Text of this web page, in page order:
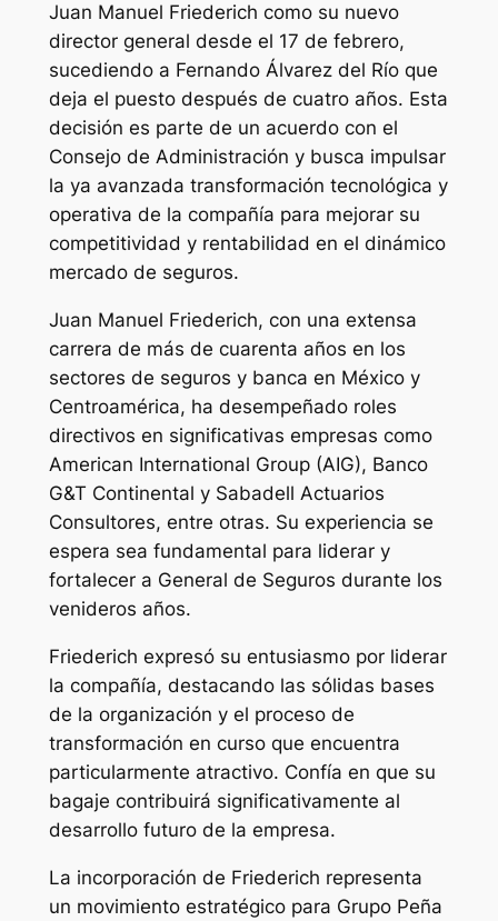
Juan Manuel Friederich como su nuevo
director general desde el 17 de febrero,
sucediendo a Fernando Álvarez del Río que
deja el puesto después de cuatro años. Esta
decisión es parte de un acuerdo con el
Consejo de Administración y busca impulsar
la ya avanzada transformación tecnológica y
operativa de la compañía para mejorar su
competitividad y rentabilidad en el dinámico
mercado de seguros.
Juan Manuel Friederich, con una extensa
carrera de más de cuarenta años en los
sectores de seguros y banca en México y
Centroamérica, ha desempeñado roles
directivos en significativas empresas como
American International Group (AIG), Banco
G&T Continental y Sabadell Actuarios
Consultores, entre otras. Su experiencia se
espera sea fundamental para liderar y
fortalecer a General de Seguros durante los
venideros años.
Friederich expresó su entusiasmo por liderar
la compañía, destacando las sólidas bases
de la organización y el proceso de
transformación en curso que encuentra
particularmente atractivo. Confía en que su
bagaje contribuirá significativamente al
desarrollo futuro de la empresa.
La incorporación de Friederich representa
un movimiento estratégico para Grupo Peña